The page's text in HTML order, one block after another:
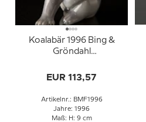
Koalabär 1996 Bing &
Gröndahl
EUR 113,57
Artikelnr.: BMF1996
Jahre: 1996
Maß: H: 9 cm